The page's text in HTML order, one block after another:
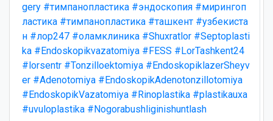
gery #тимпанопластика #эндоскопия #мирингоп
ластика #тимпанопластика #ташкент #узбекиста
н #лор247 #оламклиника #Shuxratlor #Septoplasti
ka #Endoskopikvazatomiya #FESS #LorTashkent24
#lorsentr #Tonzilloektomiya #EndoskopiklazerSheyv
er #Adenotomiya #EndoskopikAdenotonzillotomiya
#EndoskopikVazatomiya #Rinoplastika #plastikauxa
#uvuloplastika #Nogorabushliginishuntlash